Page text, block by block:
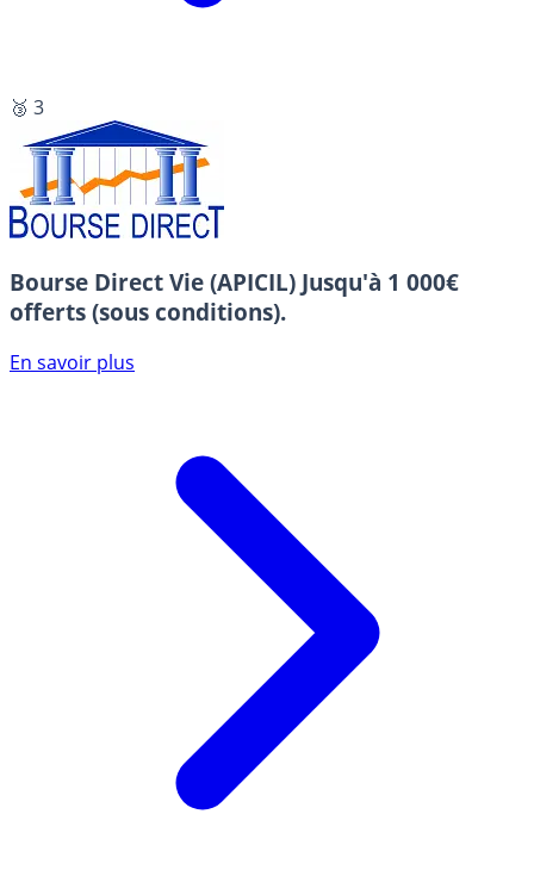
🥉 3
Bourse Direct Vie (APICIL) Jusqu'à 1 000€
offerts (sous conditions).
En savoir plus